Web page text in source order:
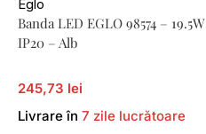
Banda LED EGLO 98574 – 19.5W
IP20 – Alb
245,73 lei
Livrare în 7 zile lucrătoare